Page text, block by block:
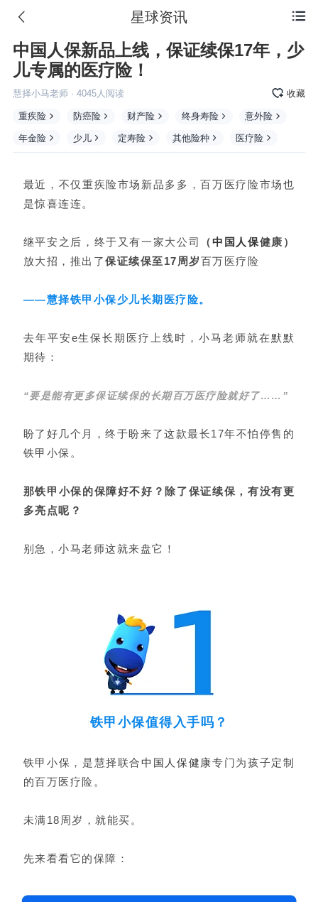
 星球资讯
中国人保新品上线，保证续保17年，少
儿专属的医疗险！
慧择小马老师· 4045人阅读 收藏
重疾险 防癌险 财产险 终身寿险 意外险
年金险 少儿 定寿险 其他险种 医疗险
最近，不仅重疾险市场新品多多，百万医疗险市场也
是惊喜连连。
继平安之后，终于又有一家大公司 （中国人保健康）
放大招，推出了保证续保至17周岁百万医疗险
——慧择铁甲小保少儿长期医疗险。
去年平安e生保长期医疗上线时，小马老师就在默默
期待：
“要是能有更多保证续保的长期百万医疗险就好了……”
盼了好几个月，终于盼来了这款最长17年不怕停售的
铁甲小保。
那铁甲小保的保障好不好？除了保证续保，有没有更
多亮点呢？
别急，小马老师这就来盘它！
铁甲小保值得入手吗？
铁甲小保，是慧择联合中国人保健康专门为孩子定制
的百万医疗险。
未满18周岁，就能买。
先来看看它的保障：